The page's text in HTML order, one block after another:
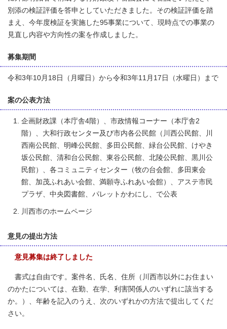
別添の検証評価を答申としていただきました。その検証評価を踏
まえ、今年度検証を実施した95事業について、現時点での事業の
見直し内容や方向性の案を作成しました。
募集期間
令和3年10月18日（月曜日）から令和3年11月17日（水曜日）まで
案の公表方法
企画財政課（本庁舎4階）、市政情報コーナー（本庁舎2
階）、大和行政センター及び市内各公民館（川西公民館、川
西南公民館、明峰公民館、多田公民館、緑台公民館、けやき
坂公民館、清和台公民館、東谷公民館、北陵公民館、黒川公
民館）、各コミュニティセンター（牧の台会館、多田東会
館、加茂ふれあい会館、満願寺ふれあい会館）、アステ市民
プラザ、中央図書館、パレットかわにし、で公表
川西市のホームページ
意見の提出方法
意見募集は終了しました
書式は自由です。案件名、氏名、住所（川西市以外にお住まい
のかたについては、在勤、在学、利害関係人のいずれに該当する
か。）、年齢を記入のうえ、次のいずれかの方法で提出してくだ
さい。